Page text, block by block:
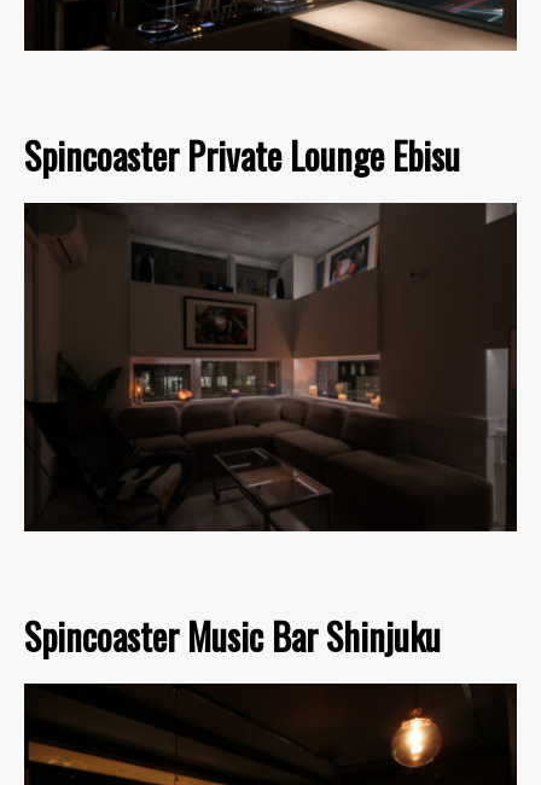
Spincoaster Private Lounge Ebisu
Spincoaster Music Bar Shinjuku